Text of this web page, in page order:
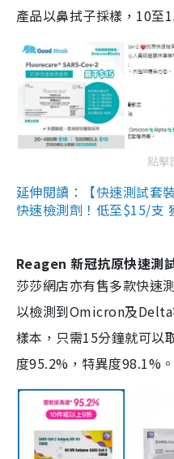
產品以鼻拭子採樣，10至
點擊
延伸閱讀：【快速測試套
快速檢測劑！低至$15/支
Reagen 新冠抗原快速測
莎莎網店亦有售多款快速
以檢測到Omicron及
樣本，只需15分鐘就可以
度95.2%，特異度98.1%。